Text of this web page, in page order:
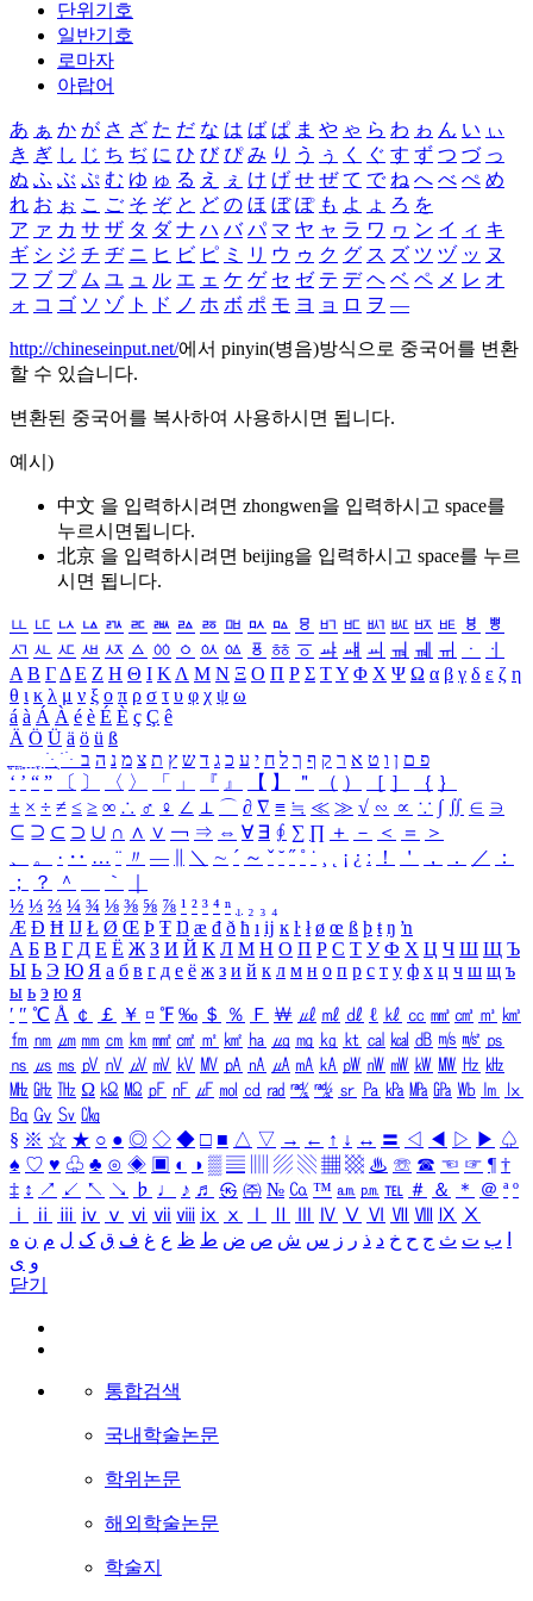
단위기호
일반기호
로마자
아랍어
あ ぁ か が さ ざ た だ な は ば ぱ ま や ゃ ら わ ゎ ん い ぃ
き ぎ し じ ち ぢ に ひ び ぴ み り う ぅ く ぐ す ず つ づ っ
ぬ ふ ぶ ぷ む ゆ ゅ る え ぇ け げ せ ぜ て で ね へ べ ぺ め
れ お ぉ こ ご そ ぞ と ど の ほ ぼ ぽ も よ ょ ろ を
ア ァ カ サ ザ タ ダ ナ ハ バ パ マ ヤ ャ ラ ワ ヮ ン イ ィ キ
ギ シ ジ チ ヂ ニ ヒ ビ ピ ミ リ ウ ゥ ク グ ス ズ ツ ヅ ッ ヌ
フ ブ プ ム ユ ュ ル エ ェ ケ ゲ セ ゼ テ デ ヘ ベ ペ メ レ オ
ォ コ ゴ ソ ゾ ト ド ノ ホ ボ ポ モ ヨ ョ ロ ヲ ―
http://chineseinput.net/에서 pinyin(병음)방식으로 중국어를 변환
할 수 있습니다.
변환된 중국어를 복사하여 사용하시면 됩니다.
예시)
中文 을 입력하시려면 zhongwen을 입력하시고 space를
누르시면됩니다.
北京 을 입력하시려면 beijing을 입력하시고 space를 누르
시면 됩니다.
ㅥ ㅦ ㅧ ㅨ ㅩ ㅪ ㅫ ㅬ ㅭ ㅮ ㅯ ㅰ ㅱ ㅲ ㅳ ㅴ ㅵ ㅶ ㅷ ㅸ
ㅹ
ㅺ ㅻ ㅼ ㅽ ㅾ ㅿ ㆀ ㆁ ㆂ ㆃ ㆄ ㆅ ㆆ ㆇ ㆈ ㆉ ㆊ ㆋ ㆌ ㆍ
ㆎ
Α Β ΓΔ Ε Ζ Η Θ Ι ΚΛ Μ Ν Ξ Ο Π Ρ Σ ΤΥ Φ Χ Ψ Ω α β γ δ ε ζ η
θ ι κ λ μ ν ξ ο π ρ σ τ υ φ χ ψ ω
á à Á À é è É È ç Ç ê
Ä Ö Ü ä ö ü ß
ִֶֹ ֻּ ׁׂ פ ם ן ו ט א ר ק ף ך ל ח י ע כ ג ד ש ץ ת צ מ נ ה ב
‘ ’ “ ” 〔 〕 〈 〉 「 」 『 』 【 】 ＂ （ ） ［ ］ ｛ ｝
± × ÷ ≠ ≤ ≥ ∞ ∴ ♂ ♀ ∠ ⊥ ⌒ ∂ ∇ ≡ ≒ ≪ ≫ √ ∽ ∝ ∵ ∫ ∬ ∈ ∋
⊆ ⊇ ⊂ ⊃ ∪ ∩ ∧ ∨ ￢ ⇒ ⇔ ∀ ∃ ∮ ∑ ∏ ＋ － ＜ ＝
＞
、
。 · ‥ … ¨ 〃 ― ＼ ∼ ´ ～ ˇ ˘ ˝ ˚ ˙ ¸ ¡ ¿ ː ！ ＇ ， ． ／
：
；
？ ＾ ｀
½ ⅓ ⅔ ¼ ¾ ⅛ ⅜ ⅝ ⅞ ¹ ² ³ ⁴ ⁿ ₁ ₂ ₃ ₄
Æ Ð Ħ Ĳ Ł Ø Œ Þ Ŧ Ŋ æ đ ð ħ ı ĳ ĸ ŀ ł ø œ ß þ ŧ ŋ ŉ
А Б В Г Д Е Ё Ж З И Й К Л М Н О П Р С Т У Ф Х Ц Ч Ш Щ Ъ
Ы Ь Э Ю Я а б в г д е ё ж з и й к л м н о п р с т у ф х ц ч ш щ ъ
ы ь э ю я
′ ″ ℃ Å ￠ ￡ ￥ ¤ ℉ ‰ ＄ ％ Ｆ ￦ ㎕ ㎖ ㎗ ℓ ㎘ ㏄ ㎣ ㎤ ㎥ ㎦
㎙ ㎚ ㎛ ㎜ ㎝ ㎞ ㎟ ㎠ ㎡ ㎢ ㏊ ㎍ ㎎ ㎏ ㏏ ㎈ ㎉ ㏈ ㎧ ㎨ ㎰
㎱ ㎲ ㎳ ㎴ ㎵ ㎶ ㎷ ㎸ ㎹ ㎀ ㎁ ㎂ ㎃ ㎄ ㎺ ㎻ ㎽ ㎾ ㎿ ㎐ ㎑
㎒ ㎓ ㎔ Ω ㏀ ㏁ ㎊ ㎋ ㎌ ㏖ ㏅ ㎭ ㎮ ㎯ ㏛ ㎩ ㎪ ㎫ ㎬ ㏝ ㏐
㏓
㏃ ㏉ ㏜ ㏆
§ ※ ☆ ★ ○ ● ◎ ◇ ◆ □ ■ △ ▽ → ← ↑ ↓ ↔ 〓 ◁ ◀ ▷ ▶ ♤
♠ ♡ ♥ ♧ ♣ ⊙ ◈ ▣ ◐ ◑ ▒ ▤ ▨ ▧ ▦ ▩ ♨ ☏ ☎ ☜ ☞ ¶ †
‡ ↕ ↗ ↙ ↖ ↘ ♭ ♩ ♪ ♬ ㉿ ㈜ № ㏇ ™ ㏂ ㏘ ℡ ＃ ＆ ＊ ＠ ª º
ⅰ
ⅱ ⅲ ⅳ ⅴ ⅵ ⅶ ⅷ ⅸ ⅹ Ⅳ Ⅴ Ⅵ Ⅶ Ⅷ Ⅸ Ⅹ
ب ت ث ج ح خ د ذ ر ز س ش ص ض ط ظ ع غ ف ق ک ل م ن ه
و ی
닫기
통합검색
국내학술논문
학위논문
해외학술논문
학술지